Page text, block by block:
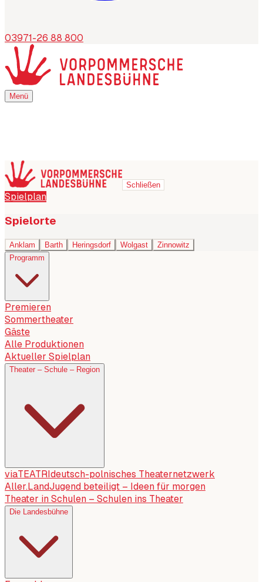
03971-26 88 800
Menü
Menü
Schließen
Spielplan
Spielorte
Anklam Barth Heringsdorf Wolgast
Zinnowitz
Programm
Premieren
Sommertheater
Gäste
Alle Produktionen
Aktueller Spielplan
Theater – Schule – Region
viaTEATRI deutsch-polnisches Theaternetzwerk
Aller.LandJugend beteiligt – Ideen für morgen
Theater in Schulen – Schulen ins Theater
Die Landesbühne